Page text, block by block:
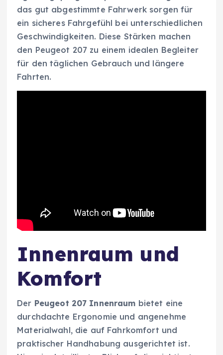
das gut abgestimmte Fahrwerk sorgen für
ein sicheres Fahrgefühl bei unterschiedlichen
Geschwindigkeiten. Diese Stärken machen
den Peugeot 207 zu einem idealen Begleiter
für den täglichen Gebrauch und längere
Fahrten.
Innenraum und
Komfort
Der Peugeot 207 Innenraum bietet eine
durchdachte Ergonomie und angenehme
Materialwahl, die auf Fahrkomfort und
praktischer Handhabung ausgerichtet ist.